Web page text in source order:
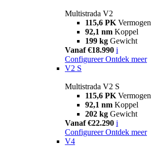
Multistrada V2
115,6 PK Vermogen
92,1 nm Koppel
199 kg Gewicht
Vanaf €18.990 i
Configureer Ontdek meer
V2 S
Multistrada V2 S
115,6 PK Vermogen
92,1 nm Koppel
202 kg Gewicht
Vanaf €22.290 i
Configureer Ontdek meer
V4